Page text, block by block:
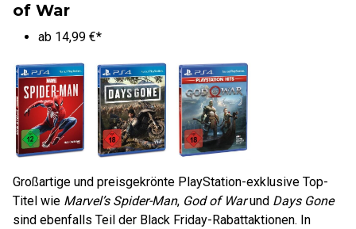
of War
ab 14,99 €*
Großartige und preisgekrönte PlayStation-exklusive Top-
Titel wie Marvel’s Spider-Man, God of Warund Days Gone
sind ebenfalls Teil der Black Friday-Rabattaktionen. In